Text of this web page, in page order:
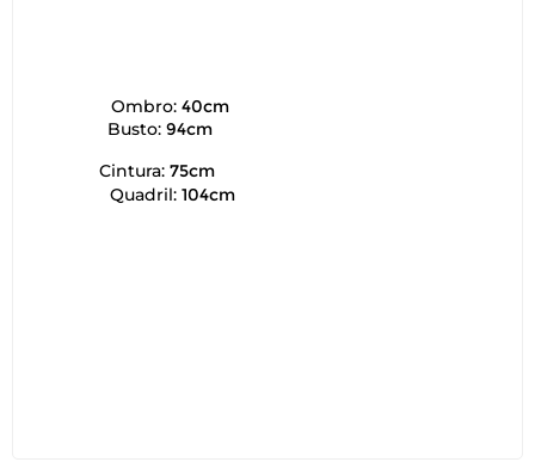
Ombro: 40cm
Busto: 94cm
Cintura: 75cm
Quadril: 104cm